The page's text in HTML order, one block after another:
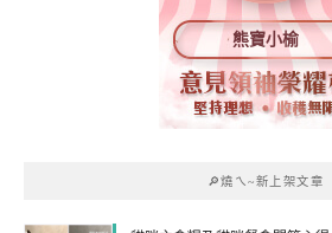
熊寶小榆
🔎燒ㄟ~新上架文章